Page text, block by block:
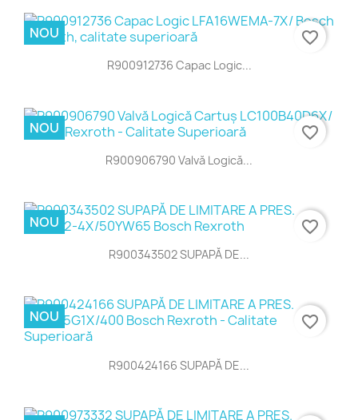
R900912736 Capac Logic...
NOU favorite_border
R900906790 Valvă Logică...
NOU favorite_border
R900343502 SUPAPĂ DE...
NOU favorite_border
R900424166 SUPAPĂ DE...
NOU favorite_border